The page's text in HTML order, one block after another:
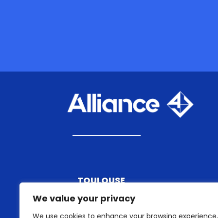
We value your privacy
We use cookies to enhance your browsing experience,
TOULOUSE
11 rue du Professeur Pierre VELLAS
Bâtiment NEMESIS - Zone Europarc